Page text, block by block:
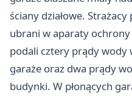
ściany działowe.
ubrani w aparaty
podali cztery prądy wody
garaże oraz dwa prądy
budynki. W płonących